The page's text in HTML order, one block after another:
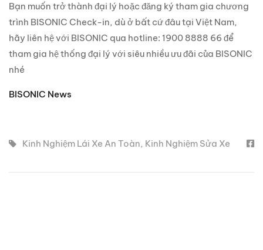
Bạn muốn trở thành đại lý hoặc đăng ký tham gia chương
trình BISONIC Check-in, dù ở bất cứ đâu tại Việt Nam,
hãy liên hệ với BISONIC qua hotline: 1900 8888 66 để
tham gia hệ thống đại lý với siêu nhiều ưu đãi của BISONIC
nhé
BISONIC News
Kinh Nghiệm Lái Xe An Toàn, Kinh Nghiệm Sửa Xe